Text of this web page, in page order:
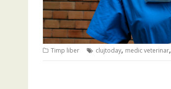
Timp liber clujtoday, medic veterinar,